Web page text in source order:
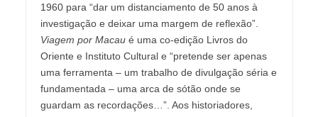
1960 para “dar um distanciamento de 50 anos à
investigação e deixar uma margem de reflexão”.
Viagem por Macaué uma co-edição Livros do
Oriente e Instituto Cultural e “pretende ser apenas
uma ferramenta – um trabalho de divulgação séria e
fundamentada – uma arca de sótão onde se
guardam as recordações…”. Aos historiadores,